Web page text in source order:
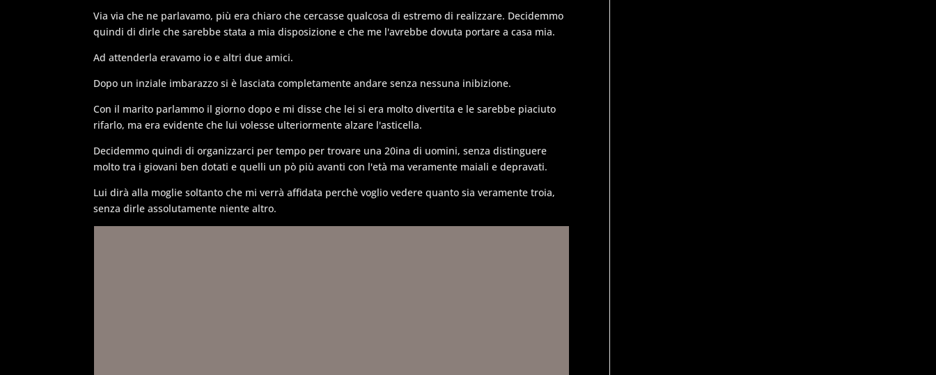
Via via che ne parlavamo, più era chiaro che cercasse qualcosa di estremo di realizzare. Decidemmo
quindi di dirle che sarebbe stata a mia disposizione e che me l'avrebbe dovuta portare a casa mia.
Ad attenderla eravamo io e altri due amici.
Dopo un inziale imbarazzo si è lasciata completamente andare senza nessuna inibizione.
Con il marito parlammo il giorno dopo e mi disse che lei si era molto divertita e le sarebbe piaciuto
rifarlo, ma era evidente che lui volesse ulteriormente alzare l'asticella.
Decidemmo quindi di organizzarci per tempo per trovare una 20ina di uomini, senza distinguere
molto tra i giovani ben dotati e quelli un pò più avanti con l'età ma veramente maiali e depravati.
Lui dirà alla moglie soltanto che mi verrà affidata perchè voglio vedere quanto sia veramente troia,
senza dirle assolutamente niente altro.